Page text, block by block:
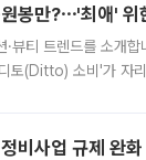
봉만?⋯'최애'
·뷰티 트렌드를 소개
토(Ditto) 소비'가 자
비사업 규제 완